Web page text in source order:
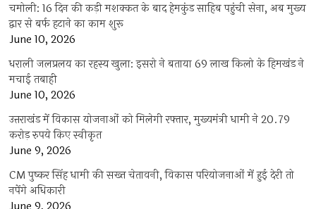
चमोली: 16 दिन की कड़ी मशक्कत के बाद हेमकुंड साहिब पहुंची सेना, अब मुख्य
द्वार से बर्फ हटाने का काम शुरू
June 10, 2026
धराली जलप्रलय का रहस्य खुला: इसरो ने बताया 69 लाख किलो के हिमखंड ने
मचाई तबाही
June 10, 2026
उत्तराखंड में विकास योजनाओं को मिलेगी रफ्तार, मुख्यमंत्री धामी ने 20.79
करोड़ रुपये किए स्वीकृत
June 9, 2026
CM पुष्कर सिंह धामी की सख्त चेतावनी, विकास परियोजनाओं में हुई देरी तो
नपेंगे अधिकारी